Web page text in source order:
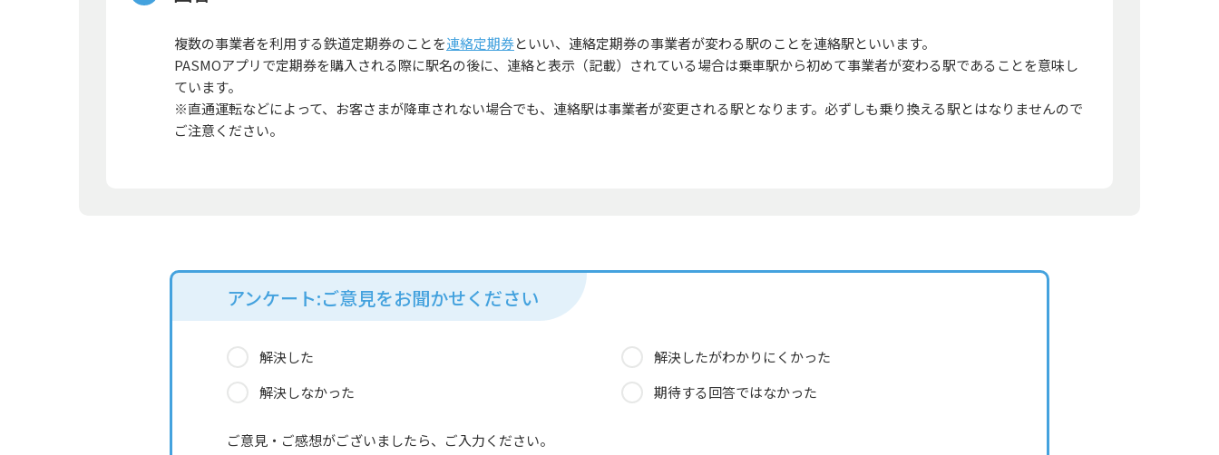
複数の事業者を利用する鉄道定期券のことを連絡定期券といい、連絡定期券の事業者が変わる駅のことを連絡駅といいます。
PASMOアプリで定期券を購入される際に駅名の後に、連絡と表示（記載）されている場合は乗車駅から初めて事業者が変わる駅であることを意味し
ています。
※直通運転などによって、お客さまが降車されない場合でも、連絡駅は事業者が変更される駅となります。必ずしも乗り換える駅とはなりませんので
ご注意ください。
アンケート:ご意見をお聞かせください
解決した
解決したがわかりにくかった
解決しなかった
期待する回答ではなかった
ご意見・ご感想がございましたら、ご入力ください。